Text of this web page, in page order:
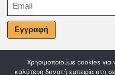
Εγγραφή
© Powered by
Χρησιμοποιούμε cookies
καλύτερη δυνατή εμπειρία στη